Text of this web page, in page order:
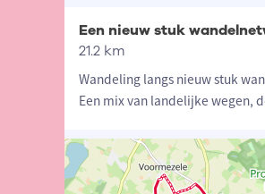
Een nieuw stuk
21.2 km
Wandeling langs nieuw stuk
Een mix van landelijke wegen,